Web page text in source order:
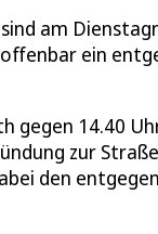
am
ein
gegen 14.40
zur
den